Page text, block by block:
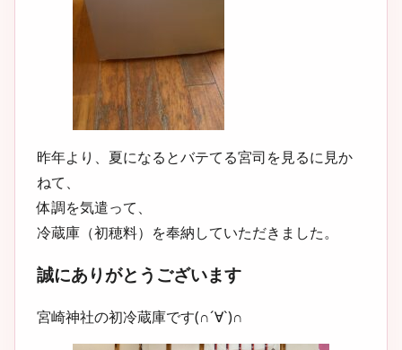
昨年より、夏になるとバテてる宮司を見るに見か
ねて、
体調を気遣って、
冷蔵庫（初穂料）を奉納していただきました。
誠にありがとうございます
宮崎神社の初冷蔵庫です(∩´∀`)∩